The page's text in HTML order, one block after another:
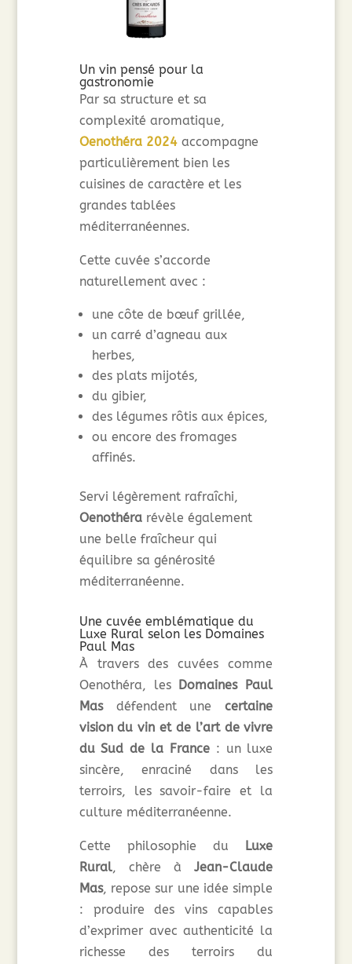
Un vin pensé pour la
gastronomie
Par sa structure et sa
complexité aromatique,
Oenothéra 2024accompagne
particulièrement bien les
cuisines de caractère et les
grandes tablées
méditerranéennes.
Cette cuvée s’accorde
naturellement avec :
une côte de bœuf grillée,
un carré d’agneau aux
herbes,
des plats mijotés,
du gibier,
des légumes rôtis aux épices,
ou encore des fromages
affinés.
Servi légèrement rafraîchi,
Oenothérarévèle également
une belle fraîcheur qui
équilibre sa générosité
méditerranéenne.
Une cuvée emblématique du
Luxe Rural selon les Domaines
Paul Mas
À travers des cuvées comme
Oenothéra, les Domaines Paul
Masdéfendent unecertaine
vision du vin et de l’art de vivre
du Sud de la France: un luxe
sincère, enraciné dans les
terroirs, les savoir-faire et la
culture méditerranéenne.
Cette philosophie du Luxe
Rural, chère àJean-Claude
Mas, repose sur une idée simple
: produire des vins capables
d’exprimer avec authenticité la
richesse des terroirs du